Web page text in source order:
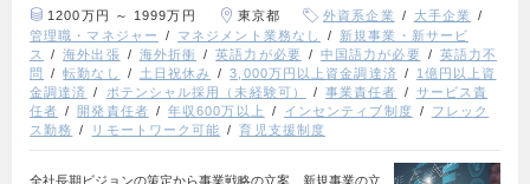
1200万円 ～ 1999万円 東京都 外資系企業
大手企業
管理職・マネジャー
マネジメント業務なし
新規事業・新サービ
ス
海外出張 海外折衝 英語力が必要 中国語力が必要
英語力不
問
転勤なし 土日祝休み 3,000万円以上資金調達済
1億円以上資
金調達済
ポテンシャル採用（未経験可） 事業責任者
サービス責
任者
開発責任者 年収600万以上 インセンティブ制度
フレック
ス勤務
リモートワーク可能 育児支援制度
全社長期ビジョンの策定から事業戦略の立案、新規事業の立